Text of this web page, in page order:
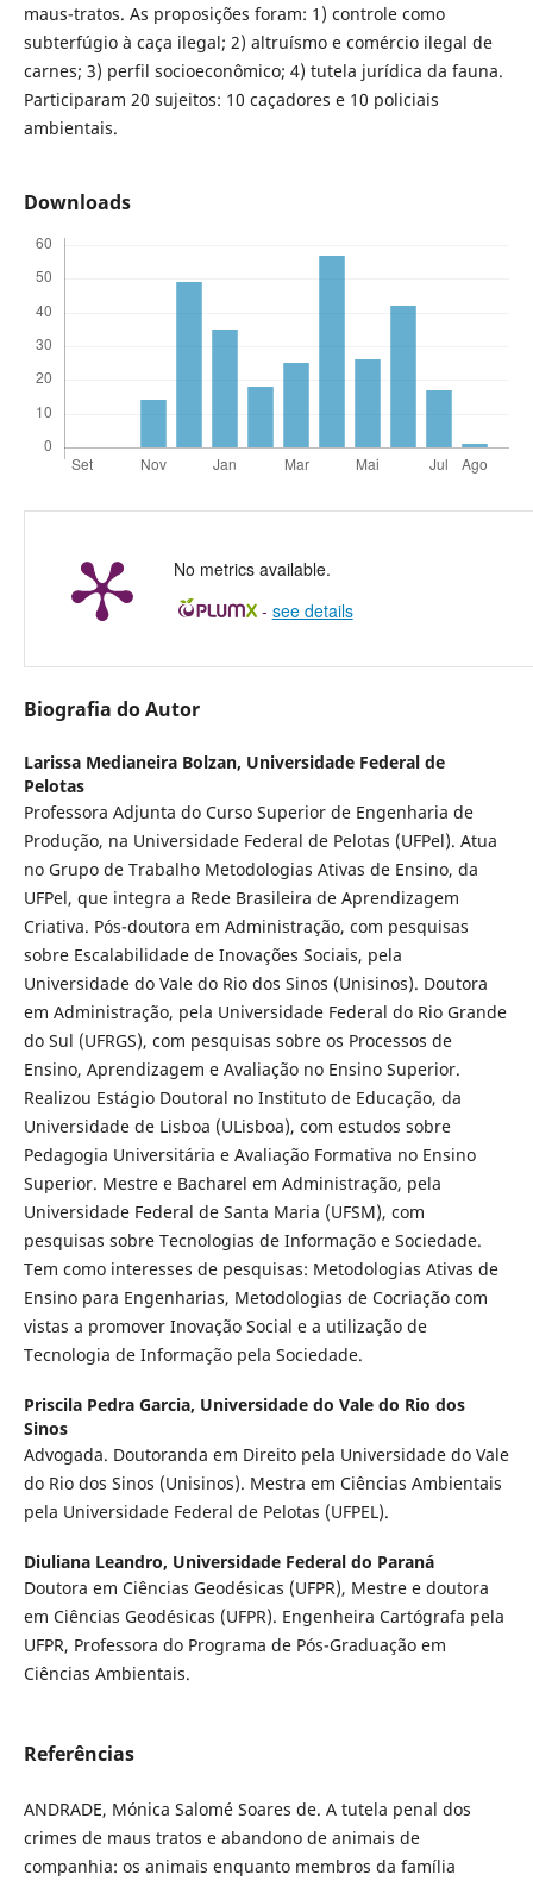
maus-tratos. As proposições foram: 1) controle como
subterfúgio à caça ilegal; 2) altruísmo e comércio ilegal de
carnes; 3) perfil socioeconômico; 4) tutela jurídica da fauna.
Participaram 20 sujeitos: 10 caçadores e 10 policiais
ambientais.
Downloads
No metrics available.
- see details
Biografia do Autor
Larissa Medianeira Bolzan, Universidade Federal de
Pelotas
Professora Adjunta do Curso Superior de Engenharia de
Produção, na Universidade Federal de Pelotas (UFPel). Atua
no Grupo de Trabalho Metodologias Ativas de Ensino, da
UFPel, que integra a Rede Brasileira de Aprendizagem
Criativa. Pós-doutora em Administração, com pesquisas
sobre Escalabilidade de Inovações Sociais, pela
Universidade do Vale do Rio dos Sinos (Unisinos). Doutora
em Administração, pela Universidade Federal do Rio Grande
do Sul (UFRGS), com pesquisas sobre os Processos de
Ensino, Aprendizagem e Avaliação no Ensino Superior.
Realizou Estágio Doutoral no Instituto de Educação, da
Universidade de Lisboa (ULisboa), com estudos sobre
Pedagogia Universitária e Avaliação Formativa no Ensino
Superior. Mestre e Bacharel em Administração, pela
Universidade Federal de Santa Maria (UFSM), com
pesquisas sobre Tecnologias de Informação e Sociedade.
Tem como interesses de pesquisas: Metodologias Ativas de
Ensino para Engenharias, Metodologias de Cocriação com
vistas a promover Inovação Social e a utilização de
Tecnologia de Informação pela Sociedade.
Priscila Pedra Garcia, Universidade do Vale do Rio dos
Sinos
Advogada. Doutoranda em Direito pela Universidade do Vale
do Rio dos Sinos (Unisinos). Mestra em Ciências Ambientais
pela Universidade Federal de Pelotas (UFPEL).
Diuliana Leandro, Universidade Federal do Paraná
Doutora em Ciências Geodésicas (UFPR), Mestre e doutora
em Ciências Geodésicas (UFPR). Engenheira Cartógrafa pela
UFPR, Professora do Programa de Pós-Graduação em
Ciências Ambientais.
Referências
ANDRADE, Mónica Salomé Soares de. A tutela penal dos
crimes de maus tratos e abandono de animais de
companhia: os animais enquanto membros da família